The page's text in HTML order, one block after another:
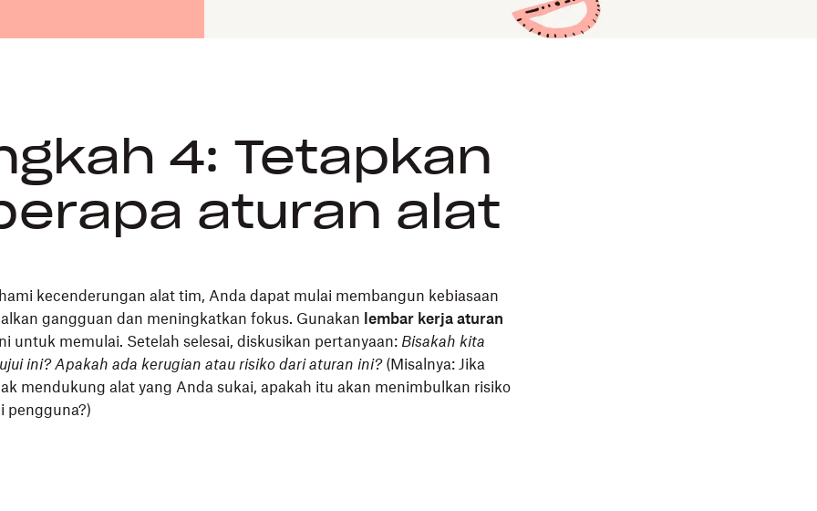
4: Tetapkan
aturan alat
kecenderungan alat tim, Anda dapat mulai membangun kebiasaan
gangguan dan meningkatkan fokus. Gunakan lembar kerja aturan
untuk memulai. Setelah selesai, diskusikan pertanyaan: Bisakah kita
ini? Apakah ada kerugian atau risiko dari aturan ini?(Misalnya: Jika
mendukung alat yang Anda sukai, apakah itu akan menimbulkan risiko
pengguna?)